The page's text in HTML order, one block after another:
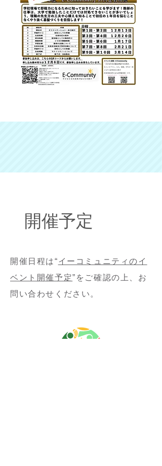
開催予定
開催日程は“イーコミュニティのイ
ベント開催予定”をご確認の上、お
問い合わせください。